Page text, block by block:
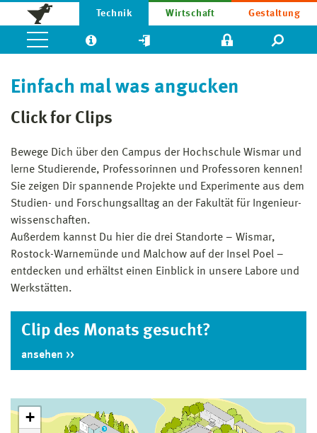
Technik Wirtschaft Gestaltung
Einfach mal was angucken
Click for Clips
Bewege Dich über den Campus der Hochschule Wismar und
lerne Studierende, Professorinnen und Professoren kennen!
Sie zeigen Dir spannende Projekte und Experimente aus dem
Studien- und Forschungsalltag an der Fakultät für Ingenieur­
wissenschaften.
Außerdem kannst Du hier die drei Standorte – Wismar,
Rostock-Warnemünde und Malchow auf der Insel Poel –
entdecken und erhältst einen Einblick in unsere Labore und
Werkstätten.
Clip des Monats gesucht?
ansehen
+